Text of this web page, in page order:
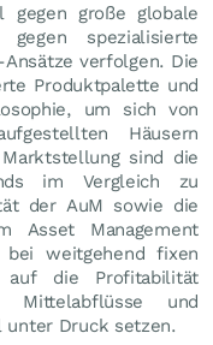
gegen große globale
spezialisierte
verfolgen. Die
Produktpalette und
um sich von
Häusern
sind die
im Vergleich zu
der AuM sowie die
Asset Management
weitgehend fixen
auf die Profitabilität
Mittelabflüsse und
unter Druck setzen.